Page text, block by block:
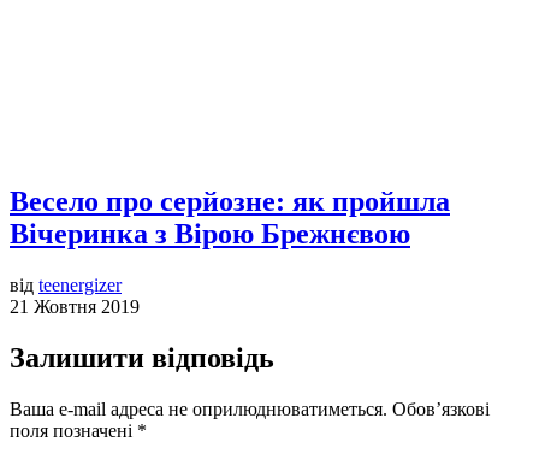
Весело про серйозне: як пройшла
Вічеринка з Вірою Брежнєвою
від teenergizer
21 Жовтня 2019
Залишити відповідь
Ваша e-mail адреса не оприлюднюватиметься. Обов’язкові
поля позначені *